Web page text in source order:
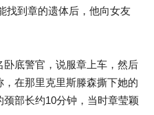
找到章的遗体后，他向女友
底警官，说服章上车，然后
在那里克里斯滕森撕下她的
部长约10分钟，当时章莹颖